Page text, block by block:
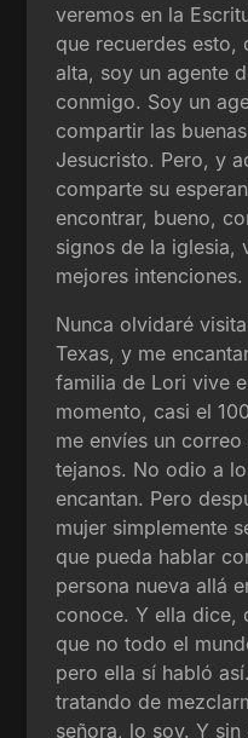
veremos en la
que recuerdes esto,
alta, soy un agente
conmigo. Soy un
compartir las
Jesucristo. Pero, y
comparte su
encontrar, bueno,
signos de la iglesia,
mejores intenciones.
Nunca olvidaré
Texas, y me
familia de Lori vive
momento, casi el
me envíes un
tejanos. No odio a
encantan. Pero
mujer simplemente
que pueda hablar
persona nueva allá
conoce. Y ella dice,
que no todo el
pero ella sí habló
tratando de
señora, lo soy. Y